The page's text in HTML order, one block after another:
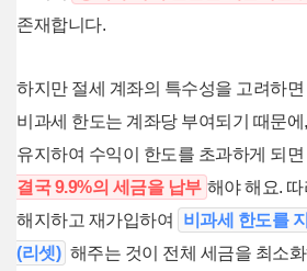
존재합니다.
하지만 절세 계좌의 특수성을 고려하
비과세 한도는 계좌당 부여되기 때문에
유지하여 수익이 한도를 초과하게 되면
결국 9.9%의 세금을 납부 해야 해요.
해지하고 재가입하여
비과세 한도를
(리셋) 해주는 것이 전체 세금을 최소